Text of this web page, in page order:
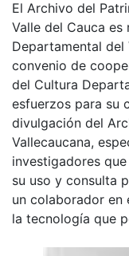
El Archivo del
Valle del Cauca
Departamental del
convenio de
del Cultura
esfuerzos para su
divulgación del
Vallecaucana,
investigadores
su uso y consulta
un colaborador en
la tecnología que